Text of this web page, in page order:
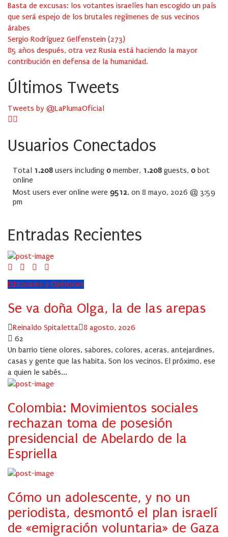
Basta de excusas: los votantes israelíes han escogido un país
que será espejo de los brutales regímenes de sus vecinos
árabes
Sergio Rodríguez Gelfenstein (273)
85 años después, otra vez Rusia está haciendo la mayor
contribución en defensa de la humanidad.
Últimos Tweets
Tweets by @LaPlumaOficial
Usuarios Conectados
Total 1.208 users including 0 member, 1.208 guests, 0 bot
online
Most users ever online were 9512, on 8 mayo, 2026 @ 3:59
pm
Entradas Recientes
Editoriales y Opiniones
Se va doña Olga, la de las arepas
Author
Reinaldo Spitaletta Posted
8 agosto, 2026
62
Un barrio tiene olores, sabores, colores, aceras, antejardines,
casas y gente que las habita. Son los vecinos. El próximo, ese
a quien le sabés...
Colombia: Movimientos sociales
rechazan toma de posesión
presidencial de Abelardo de la
Espriella
Cómo un adolescente, y no un
periodista, desmontó el plan israelí
de «emigración voluntaria» de Gaza